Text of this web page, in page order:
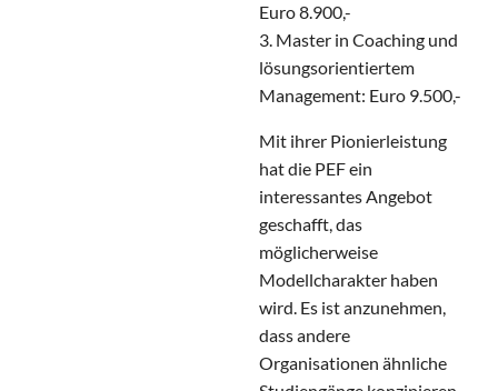
Euro 8.900,-
3. Master in Coaching und
lösungsorientiertem
Management: Euro 9.500,-
Mit ihrer Pionierleistung
hat die PEF ein
interessantes Angebot
geschafft, das
möglicherweise
Modellcharakter haben
wird. Es ist anzunehmen,
dass andere
Organisationen ähnliche